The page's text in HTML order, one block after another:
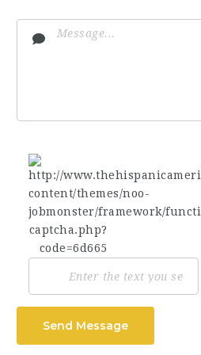
Send Message